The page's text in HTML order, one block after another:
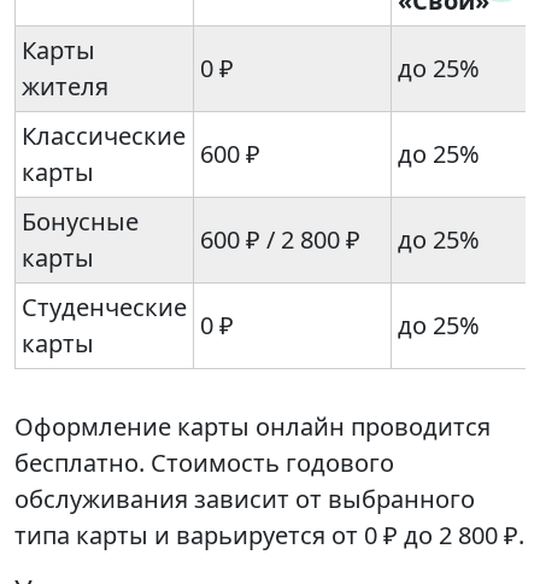
Карты
жителя
0 ₽ до 25%
Классические
карты
600 ₽ до 25%
Бонусные
карты
600 ₽ / 2 800 ₽ до 25%
Студенческие
карты
0 ₽ до 25%
Оформление карты онлайн проводится
бесплатно. Стоимость годового
обслуживания зависит от выбранного
типа карты и варьируется от 0 ₽ до 2 800 ₽.